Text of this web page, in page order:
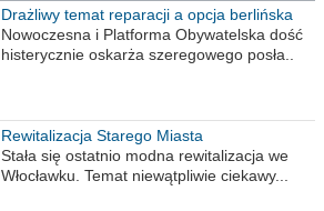
Drażliwy temat reparacji a opcja berlińska
Nowoczesna i Platforma Obywatelska dość
histerycznie oskarża szeregowego posła..
Rewitalizacja Starego Miasta
Stała się ostatnio modna rewitalizacja we
Włocławku. Temat niewątpliwie ciekawy...